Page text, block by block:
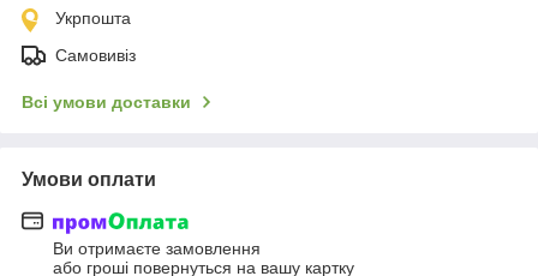
Укрпошта
Самовивіз
Всі умови доставки
Умови оплати
Ви отримаєте замовлення
або гроші повернуться на вашу картку